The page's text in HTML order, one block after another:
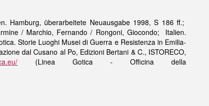
Hamburg, überarbeitete Neuausgabe 1998, S 186 ff.;
/ Marchio, Fernando / Rongoni, Giocondo; Italien.
Storie Luoghi Musei di Guerra e Resistenza in Emilia-
dal Cusano al Po, Edizioni Bertani & C., ISTORECO,
(Linea Gotica - Officina della